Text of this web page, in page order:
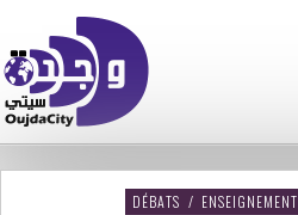
DÉBATS / ENSEIGNEMENT